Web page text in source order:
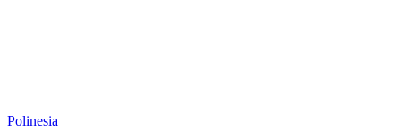
Polinesia